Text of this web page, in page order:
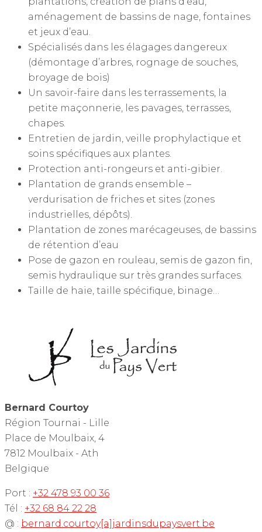
aménagement de bassins de nage, fontaines
et jeux d’eau.
Spécialisés dans les élagages dangereux
(démontage d’arbres, rognage de souches,
broyage de bois)
Un savoir-faire dans les terrassements, la
petite maçonnerie, les pavages, terrasses,
chapes.
Entretien de jardin, veille prophylactique et
soins spécifiques aux plantes.
Protection anti-rongeurs et anti-gibier.
Plantation de grands ensemble –
verdurisation de friches et sites (zones
industrielles, dépôts).
Plantation de zones marécageuses, de bassins
de rétention d’eau
Pose de gazon en rouleau, semis de gazon fin,
semis hydraulique sur très grandes surfaces.
Taille de haie, taille spécifique, binage…
Bernard Courtoy
Région Tournai - Lille
Place de Moulbaix, 4
7812 Moulbaix - Ath
Belgique
Port : +32 478 93 00 36
Tél : +32 68 84 22 28
@ : bernard.courtoy[a]jardinsdupaysvert.be